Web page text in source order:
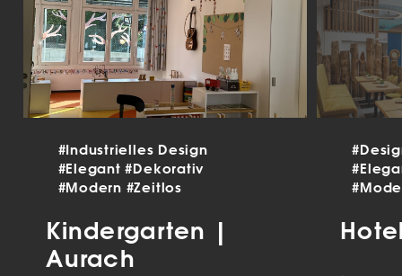
#Industrielles Design
#Elegant#Dekorativ
#Modern #Zeitlos
Kindergarten |
Aurach